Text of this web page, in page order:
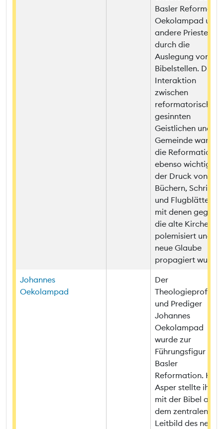
Basler Reformator
Oekolampad und
andere Priester
durch die
Auslegung von
Bibelstellen. Diese
Interaktion
zwischen
reformatorisch
gesinnten
Geistlichen und
Gemeinde war für
die Reformation
ebenso wichtig
der Druck von
Büchern, Schriften
und Flugblättern,
mit denen gegen
die alte Kirche
polemisiert und
neue Glaube
propagiert wurde.
Johannes
Oekolampad
Der
und Prediger
Johannes
Oekolampad
wurde zur
Führungsfigur der
Basler
Reformation.
Asper stellte ihn
mit der Bibel als
dem zentralen
Leitbild des neuen